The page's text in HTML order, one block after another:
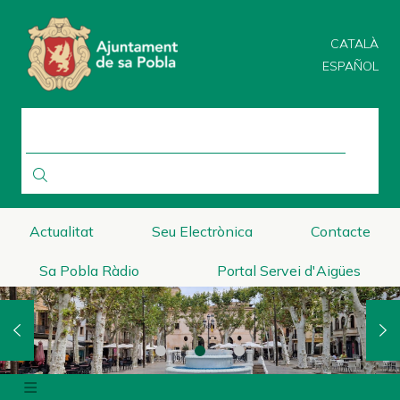
CATALÀ
ESPAÑOL
Actualitat Seu Electrònica Contacte
Sa Pobla Ràdio Portal Servei d'Aigües